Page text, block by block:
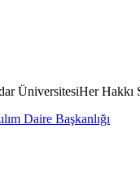
ÜniversitesiHer Hakkı
Daire Başkanlığı